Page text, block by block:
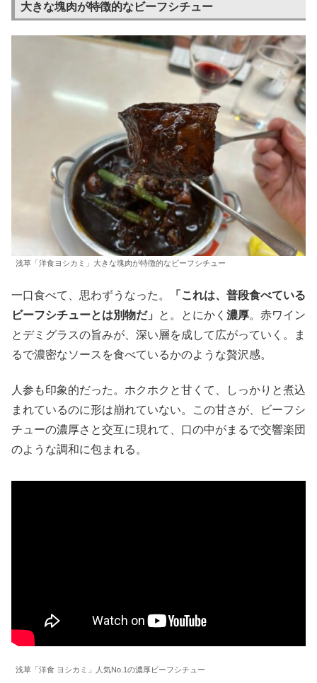
大きな塊肉が特徴的なビーフシチュー
浅草「洋食ヨシカミ」大きな塊肉が特徴的なビーフシチュー
一口食べて、思わずうなった。
「これは、普段食べている
ビーフシチューとは別物だ」
と。とにかく 濃厚。赤ワイン
とデミグラスの旨みが、深い層を成して広がっていく。ま
るで濃密なソースを食べているかのような贅沢感。
人参も印象的だった。ホクホクと甘くて、しっかりと煮込
まれているのに形は崩れていない。この甘さが、ビーフシ
チューの濃厚さと交互に現れて、口の中がまるで交響楽団
のような調和に包まれる。
浅草「洋食 ヨシカミ」人気No.1の濃厚ビーフシチュー